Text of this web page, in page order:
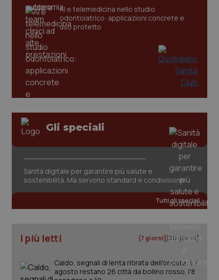
AI e telemedicina nello studio
odontoiatrico: applicazioni concrete e
uso protetto
Gli speciali
Sanità digitale per garantire più salute e
sostenibilità. Ma servono standard e condivisione
Tutti gli speciali
I più letti [7 giorni] [30 giorni]
Caldo, segnali di lenta ritirata dell'ondata: il 7
agosto restano 26 città da bollino rosso, l'8
tracking-sites-ironfish-
tracking-enable
tracking-sites-ironfish-
session-id
www.quotidianosanita.it
_ga
1